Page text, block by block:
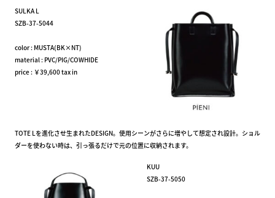
SULKA L
SZB-37-5044
color : MUSTA(BK×NT)
material : PVC/PIG/COWHIDE
price : ￥39,600 tax in
TOTE Lを進化させ生まれたDESIGN。使用シーンがさらに増やして想定され設計。ショル
ダーを使わない時は、引っ張るだけで元の位置に収納されます。
KUU
SZB-37-5050